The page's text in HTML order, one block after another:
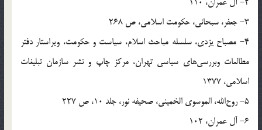
3- جعفر، سبحاني، حکومت اسلامي، ص 268
4- مصباح يزدي، سلسله مباحث اسلام، سياست و حکومت، ويراستار دفتر
مطالعات وبررسى‌هاى سياسى تهران، مرکز چاپ و نشر سازمان تبليغات
اسلامي، 1377
5- روح‌الله، الموسوى الخميني، صحيفه نور، جلد 10، ص 227
6- آل عمران، 102